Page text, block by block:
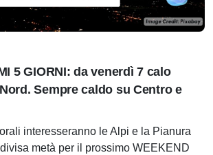
5 GIORNI: da venerdì 7 calo
Sempre caldo su Centro e
interesseranno le Alpi e la Pianura
metà per il prossimo WEEKEND